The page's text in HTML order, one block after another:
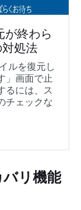
が終わら
処法
ルを復元し
」画面で止
るには、ス
チェックな
バリ機能